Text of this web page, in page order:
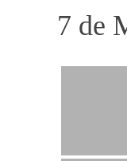
7 de